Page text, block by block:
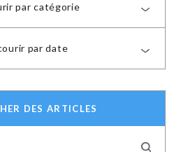
par catégorie
par date
DES ARTICLES